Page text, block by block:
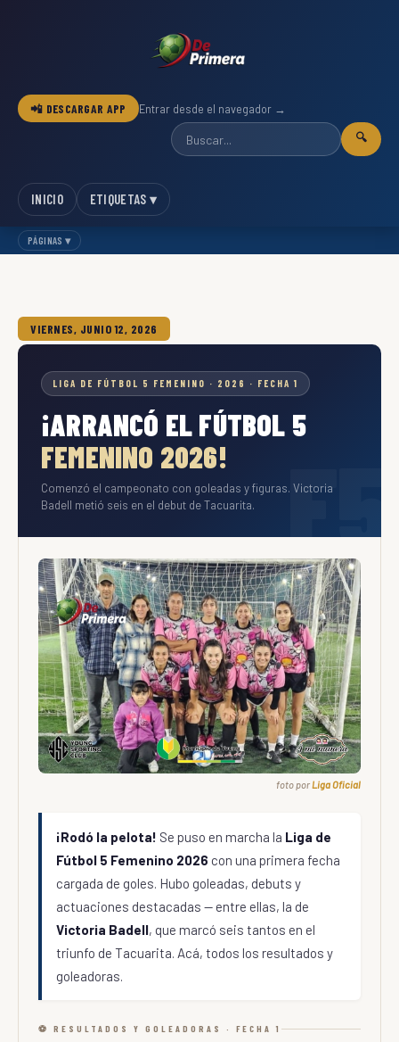
📲 DESCARGAR APP Entrar desde el navegador →
🔍
INICIO ETIQUETAS ▾
PÁGINAS ▾
VIERNES, JUNIO 12, 2026
LIGA DE FÚTBOL 5 FEMENINO · 2026 · FECHA 1
¡ARRANCÓ EL FÚTBOL 5
FEMENINO 2026!
Comenzó el campeonato con goleadas y figuras. Victoria
Badell metió seis en el debut de Tacuarita.
foto porLiga Oficial
¡Rodó la pelota! Se puso en marcha la Liga de
Fútbol 5 Femenino 2026 con una primera fecha
cargada de goles. Hubo goleadas, debuts y
actuaciones destacadas — entre ellas, la de
Victoria Badell, que marcó seis tantos en el
triunfo de Tacuarita. Acá, todos los resultados y
goleadoras.
⚽ RESULTADOS Y GOLEADORAS · FECHA 1